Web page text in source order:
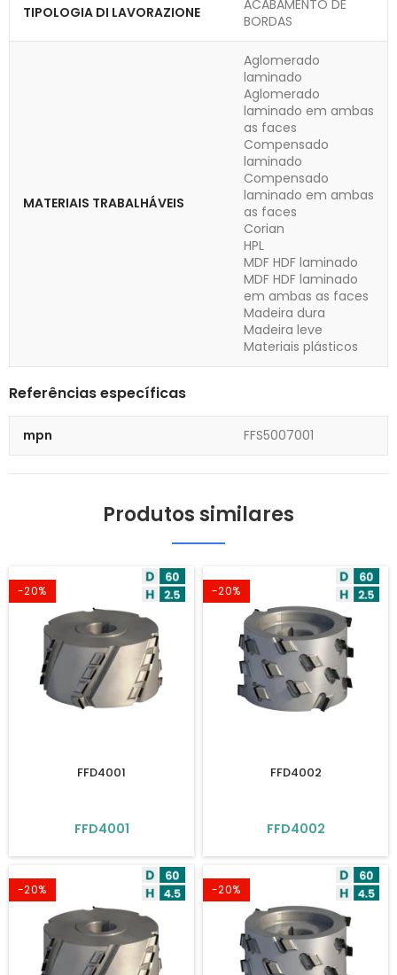
TIPOLOGIA DI LAVORAZIONE
ACABAMENTO DE
BORDAS
MATERIAIS TRABALHÁVEIS
Aglomerado
laminado
Aglomerado
laminado em ambas
as faces
Compensado
laminado
Compensado
laminado em ambas
as faces
Corian
HPL
MDF HDF laminado
MDF HDF laminado
em ambas as faces
Madeira dura
Madeira leve
Materiais plásticos
Referências específicas
mpn FFS5007001
Produtos similares
-20%
FFD4001
FFD4001
-20%
FFD4002
FFD4002
-20% -20%